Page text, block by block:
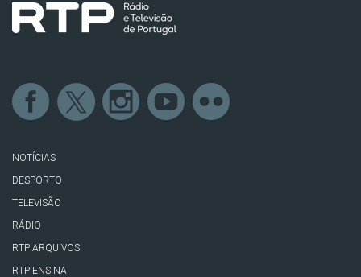
NOTÍCIAS
DESPORTO
TELEVISÃO
RÁDIO
RTP ARQUIVOS
RTP ENSINA